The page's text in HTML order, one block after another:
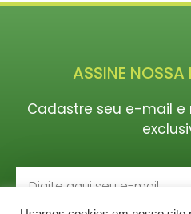
ASSINE NOSSA
Cadastre seu e-mail